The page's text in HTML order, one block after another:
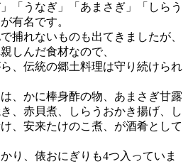
「うなぎ」「あまさぎ」「しらう
有名です。
捕れないものも出てきましたが、
しんだ食材なので、
、伝統の郷土料理は守り続けられ
、かに棒身酢の物、あまさぎ甘露
、赤貝煮、しらうおかき揚げ、し
、安来たけのこ煮、が酒肴として
り、俵おにぎりも4つ入っていま